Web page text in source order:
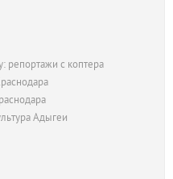
репортажи с коптера
Адыгеи